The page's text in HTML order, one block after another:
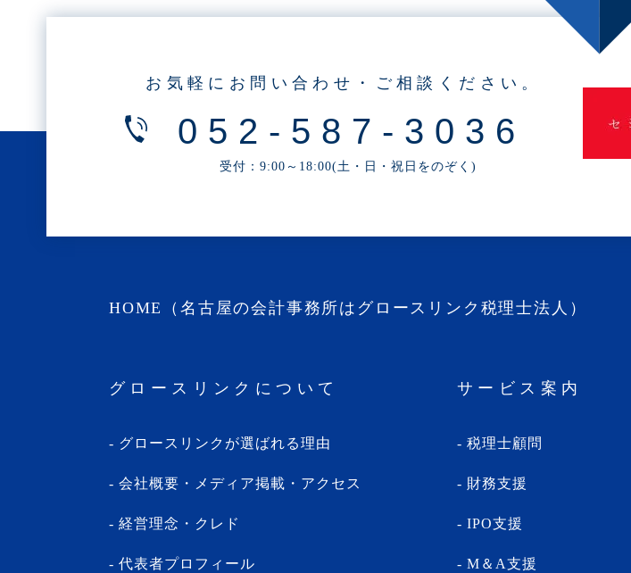
・2025年2月(3記事)
・2024年12月(2記事)
・2024年10月(3記事)
・2024年9月(4記事)
・2024年4月(2記事)
・2024年1月(5記事)
・2023年11月(3記事)
・2023年10月(1記事)
・2023年8月(13記事)
・2023年7月(9記事)
お気軽にお問い合わせ・ご相談ください。
052-587-3036
受付：9:00～18:00(土・日・祝日をのぞく)
HOME（名古屋の会計事務所はグロースリンク税理士法人）
グロースリンクについて
グロースリンクが選ばれる理由
会社概要・メディア掲載・アクセス
経営理念・クレド
代表者プロフィール
サービス案内
税理士顧問
財務支援
IPO支援
M＆A支援